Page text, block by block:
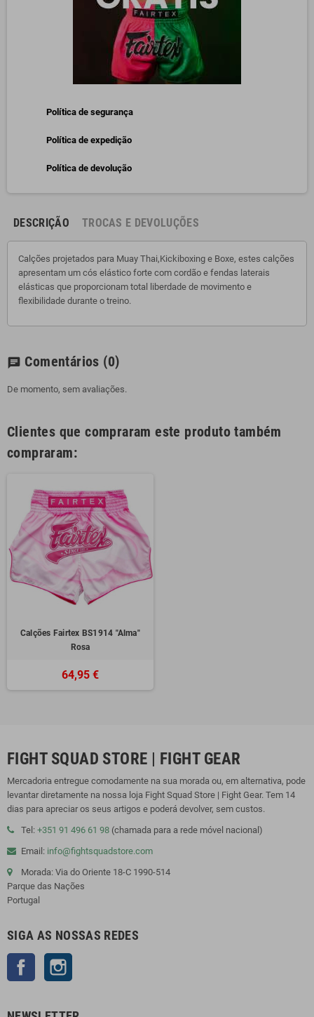
Política de segurança
Política de expedição
Política de devolução
DESCRIÇÃO TROCAS E DEVOLUÇÕES
Calções projetados para Muay Thai,Kickiboxing e Boxe, estes calções
apresentam um cós elástico forte com cordão e fendas laterais
elásticas que proporcionam total liberdade de movimento e
flexibilidade durante o treino.
chat Comentários (0)
De momento, sem avaliações.
Clientes que compraram este produto também
compraram:
Calções Fairtex BS1914 "Alma"
Rosa
64,95 €
FIGHT SQUAD STORE | FIGHT GEAR
Mercadoria entregue comodamente na sua morada ou, em alternativa, pode
levantar diretamente na nossa loja Fight Squad Store | Fight Gear. Tem 14
dias para apreciar os seus artigos e poderá devolver, sem custos.
Tel: +351 91 496 61 98 (chamada para a rede móvel nacional)
Email: info@fightsquadstore.com
Morada: Via do Oriente 18-C 1990-514
Parque das Nações
Portugal
SIGA AS NOSSAS REDES
Facebook